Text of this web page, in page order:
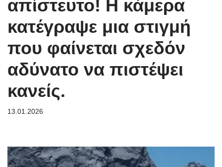
απίστευτο! Η κάμερα
κατέγραψε μια στιγμή
που φαίνεται σχεδόν
αδύνατο να πιστέψει
κανείς.
13.01.2026